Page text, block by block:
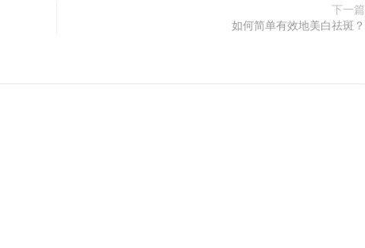
下一篇
如何简单有效地美白祛斑？